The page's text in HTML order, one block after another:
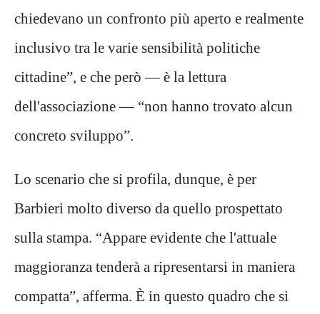
chiedevano un confronto più aperto e realmente
inclusivo tra le varie sensibilità politiche
cittadine”, e che però — è la lettura
dell'associazione — “non hanno trovato alcun
concreto sviluppo”.
Lo scenario che si profila, dunque, è per
Barbieri molto diverso da quello prospettato
sulla stampa. “Appare evidente che l'attuale
maggioranza tenderà a ripresentarsi in maniera
compatta”, afferma. È in questo quadro che si